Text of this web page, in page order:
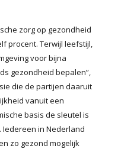
zorg op gezondheid
procent. Terwijl leefstijl,
voor bijna
gezondheid bepalen”,
die de partijen daaruit
vanuit een
basis de sleutel is
in Nederland
zo gezond mogelijk